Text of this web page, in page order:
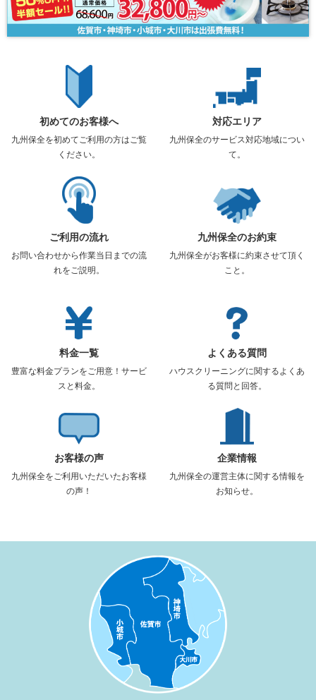
初めてのお客様へ
九州保全を初めてご利用の方はご覧
ください。
対応エリア
九州保全のサービス対応地域につい
て。
ご利用の流れ
お問い合わせから作業当日までの流
れをご説明。
九州保全のお約束
九州保全がお客様に約束させて頂く
こと。
料金一覧
豊富な料金プランをご用意！サービ
スと料金。
よくある質問
ハウスクリーニングに関するよくあ
る質問と回答。
お客様の声
九州保全をご利用いただいたお客様
の声！
企業情報
九州保全の運営主体に関する情報を
お知らせ。